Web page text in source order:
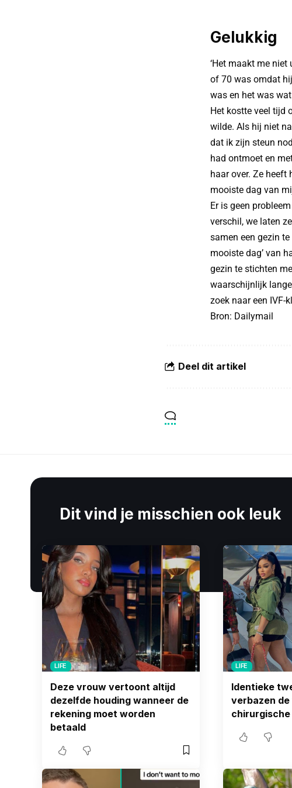
Gelukkig
‘Het maakt me
of 70 was omdat
was en het was
Het kostte veel tijd
wilde. Als hij niet
dat ik zijn steun
had ontmoet en
haar over. Ze heeft
mooiste dag van
Er is geen
verschil, we laten
samen een gezin
mooiste dag’ van
gezin te stichten
waarschijnlijk
zoek naar een IVF-
Bron: Dailymail
Deel dit artikel
Dit vind je misschien ook leuk
LIFE
Deze vrouw vertoont altijd
dezelfde houding wanneer de
rekening moet worden
betaald
LIFE
Identieke
verbazen